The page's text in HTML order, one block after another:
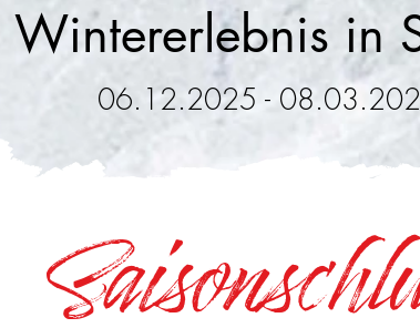
Wintererlebnis in
06.12.2025 -